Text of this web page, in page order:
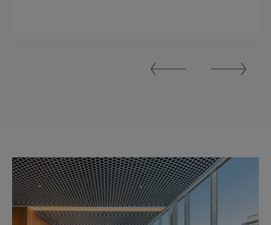
Previous
Next